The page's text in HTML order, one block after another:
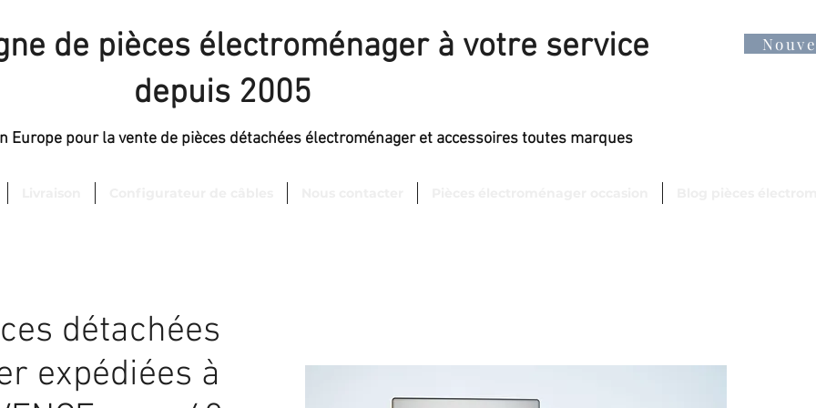
de pièces électroménager à votre service
depuis 2005
Europe pour la vente de pièces détachées électroménager et accessoires toutes marques
détachées
expédiées à